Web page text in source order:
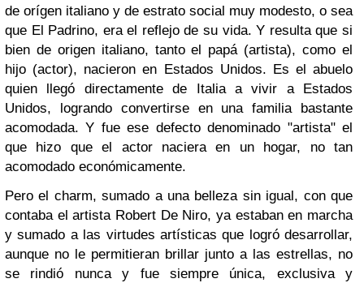
de orígen italiano y de estrato social muy modesto, o sea
que El Padrino, era el reflejo de su vida. Y resulta que si
bien de origen italiano, tanto el papá (artista), como el
hijo (actor), nacieron en Estados Unidos. Es el abuelo
quien llegó directamente de Italia a vivir a Estados
Unidos, logrando convertirse en una familia bastante
acomodada. Y fue ese defecto denominado "artista" el
que hizo que el actor naciera en un hogar, no tan
acomodado económicamente.
Pero el charm, sumado a una belleza sin igual, con que
contaba el artista Robert De Niro, ya estaban en marcha
y sumado a las virtudes artísticas que logró desarrollar,
aunque no le permitieran brillar junto a las estrellas, no
se rindió nunca y fue siempre única, exclusiva y